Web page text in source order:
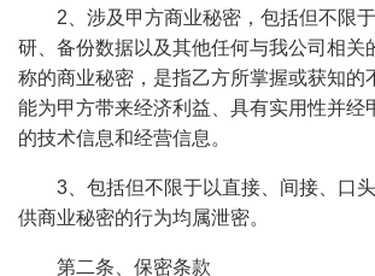
2、涉及甲方商业秘密，包括但不限
研、备份数据以及其他任何与我公司相关
称的商业秘密，是指乙方所掌握或获知的
能为甲方带来经济利益、具有实用性并经
的技术信息和经营信息。
3、包括但不限于以直接、间接、口
供商业秘密的行为均属泄密。
第二条、保密条款